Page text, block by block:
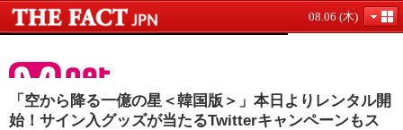
08.06 (木)
「空から降る一億の星＜韓国版＞」本日よりレンタル開
始！サイン入グッズが当たるTwitterキャンペーンもス